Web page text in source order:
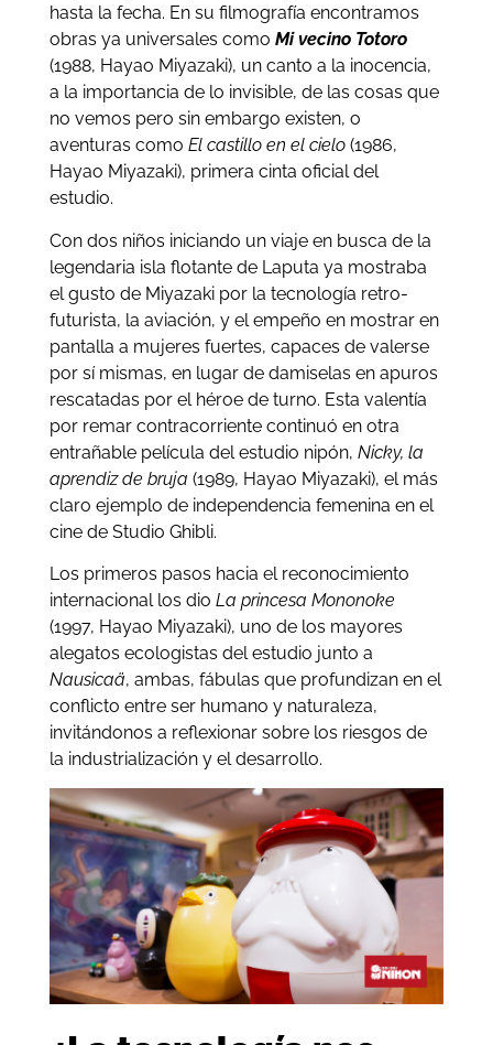
hasta la fecha. En su filmografía encontramos
obras ya universales como Mi vecino Totoro
(1988, Hayao Miyazaki), un canto a la inocencia,
a la importancia de lo invisible, de las cosas que
no vemos pero sin embargo existen, o
aventuras como El castillo en el cielo (1986,
Hayao Miyazaki), primera cinta oficial del
estudio.
Con dos niños iniciando un viaje en busca de la
legendaria isla flotante de Laputa ya mostraba
el gusto de Miyazaki por la tecnología retro-
futurista, la aviación, y el empeño en mostrar en
pantalla a mujeres fuertes, capaces de valerse
por sí mismas, en lugar de damiselas en apuros
rescatadas por el héroe de turno. Esta valentía
por remar contracorriente continuó en otra
entrañable película del estudio nipón, Nicky, la
aprendiz de bruja (1989, Hayao Miyazaki), el más
claro ejemplo de independencia femenina en el
cine de Studio Ghibli.
Los primeros pasos hacia el reconocimiento
internacional los dio La princesa Mononoke
(1997, Hayao Miyazaki), uno de los mayores
alegatos ecologistas del estudio junto a
Nausicaä, ambas, fábulas que profundizan en el
conflicto entre ser humano y naturaleza,
invitándonos a reflexionar sobre los riesgos de
la industrialización y el desarrollo.